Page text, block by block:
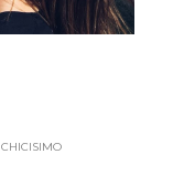
CHICISIMO